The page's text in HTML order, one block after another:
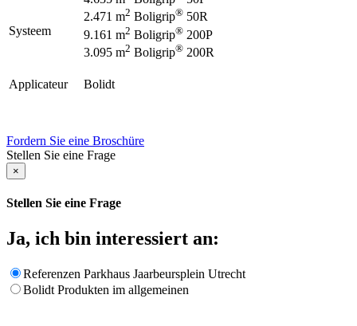
Systeem
2.471 m2 Boligrip® 50R
9.161 m2 Boligrip® 200P
3.095 m2 Boligrip® 200R
Applicateur Bolidt
Fordern Sie eine Broschüre
Stellen Sie eine Frage
×
Stellen Sie eine Frage
Ja, ich bin interessiert an:
Referenzen Parkhaus Jaarbeursplein Utrecht
Bolidt Produkten im allgemeinen